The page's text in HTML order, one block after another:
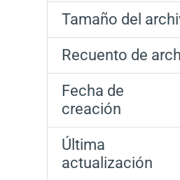
Tamaño del
Recuento de
Fecha de
creación
Última
actualización